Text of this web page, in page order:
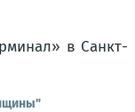
в Санкт-